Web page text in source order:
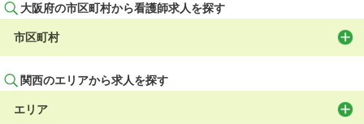
大阪府の市区町村から看護師求人を探す
市区町村
関西のエリアから求人を探す
エリア